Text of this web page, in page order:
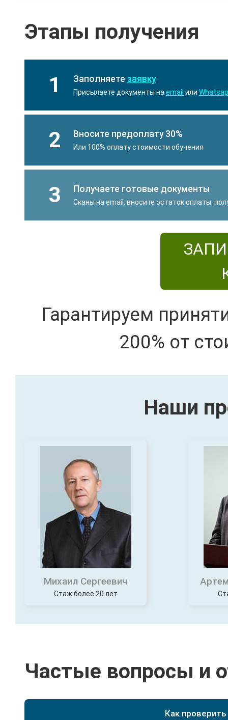
Этапы получения
1 Заполняете заявку
Присылаете документы на email или
2 Вносите предоплату 30%
Или 100% оплату стоимости обучения
3 Получаете готовые документы
Сканы на email, вносите остаток оплаты,
Гарантируем
200% от
Наши
Михаил Сергеевич
Стаж более 20 лет
Частые вопросы и
Как
Можно самостоятельно проверить данные в